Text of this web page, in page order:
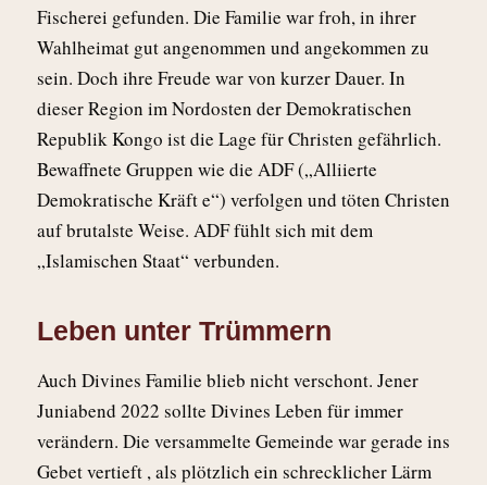
Fischerei gefunden. Die Familie war froh, in ihrer
Wahlheimat gut angenommen und angekommen zu
sein. Doch ihre Freude war von kurzer Dauer. In
dieser Region im Nordosten der Demokratischen
Republik Kongo ist die Lage für Christen gefährlich.
Bewaffnete Gruppen wie die ADF („Alliierte
Demokratische Kräft e“) verfolgen und töten Christen
auf brutalste Weise. ADF fühlt sich mit dem
„Islamischen Staat“ verbunden.
Leben unter Trümmern​
Auch Divines Familie blieb nicht verschont. Jener
Juniabend 2022 sollte Divines Leben für immer
verändern. Die versammelte Gemeinde war gerade ins
Gebet vertieft , als plötzlich ein schrecklicher Lärm